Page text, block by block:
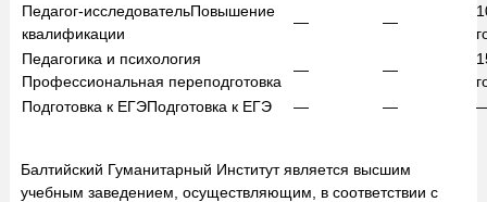
Педагог-исследовательПовышение
квалификации
— —
Педагогика и психология
Профессиональная переподготовка
— —
Подготовка к ЕГЭПодготовка к ЕГЭ — —
Балтийский Гуманитарный Институт является высшим
учебным заведением, осуществляющим, в соответствии с